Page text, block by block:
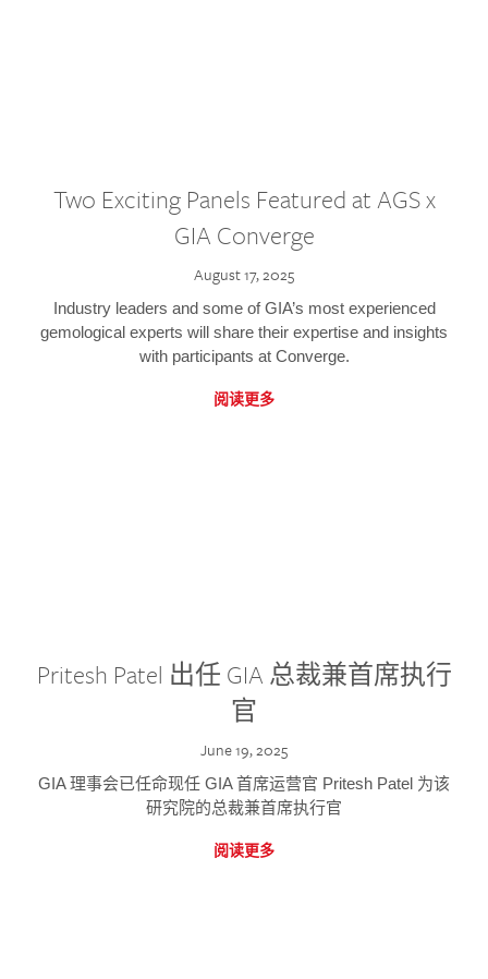
Two Exciting Panels Featured at AGS x
GIA Converge
August 17, 2025
Industry leaders and some of GIA’s most experienced
gemological experts will share their expertise and insights
with participants at Converge.
阅读更多
Pritesh Patel 出任 GIA 总裁兼首席执行
官
June 19, 2025
GIA 理事会已任命现任 GIA 首席运营官 Pritesh Patel 为该
研究院的总裁兼首席执行官
阅读更多